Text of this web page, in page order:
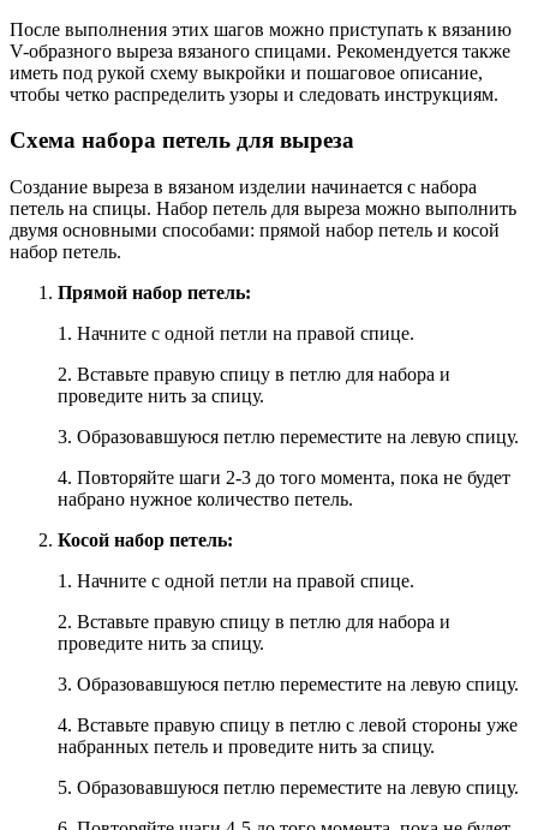
После выполнения этих шагов можно приступать к вязанию
V-образного выреза вязаного спицами. Рекомендуется также
иметь под рукой схему выкройки и пошаговое описание,
чтобы четко распределить узоры и следовать инструкциям.
Схема набора петель для выреза
Создание выреза в вязаном изделии начинается с набора
петель на спицы. Набор петель для выреза можно выполнить
двумя основными способами: прямой набор петель и косой
набор петель.
Прямой набор петель:
1. Начните с одной петли на правой спице.
2. Вставьте правую спицу в петлю для набора и
проведите нить за спицу.
3. Образовавшуюся петлю переместите на левую спицу.
4. Повторяйте шаги 2-3 до того момента, пока не будет
набрано нужное количество петель.
Косой набор петель:
1. Начните с одной петли на правой спице.
2. Вставьте правую спицу в петлю для набора и
проведите нить за спицу.
3. Образовавшуюся петлю переместите на левую спицу.
4. Вставьте правую спицу в петлю с левой стороны уже
набранных петель и проведите нить за спицу.
5. Образовавшуюся петлю переместите на левую спицу.